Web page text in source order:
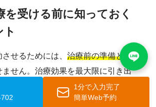
を受ける前に知っておく
せるためには、 治療前の準備と正し
ません。治療効果を最大限に引き出
るために重要なポイントをご紹介い
1分で入力完了
簡単Web予約